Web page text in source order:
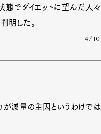
態でダイエットに望んだ人々
明した。
4/10
が減量の主因というわけでは